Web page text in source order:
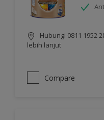
Hubungi 0811 1952
lebih lanjut
Compare